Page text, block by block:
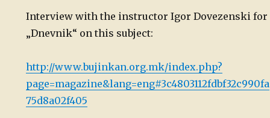
Interview with the instructor Igor Dovezenski for
„Dnevnik“ on this subject:
http://www.bujinkan.org.mk/index.php?
page=magazine&lang=eng#3c4803112fdbf32c990fa
75d8a02f405